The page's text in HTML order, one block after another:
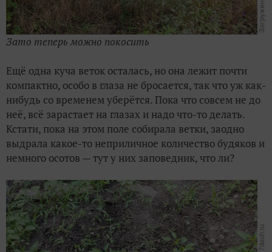
Зато теперь можно покосить
Ещё одна куча веток осталась, но она лежит почти
компактно, особо в глаза не бросается, так что уж как-
нибудь со временем уберётся. Пока что совсем не до
неё, всё зарастает на глазах и надо что-то делать.
Кстати, пока на этом поле собирала ветки, заодно
выдрала какое-то неприличное количество будяков и
немного осотов — тут у них заповедник, что ли?